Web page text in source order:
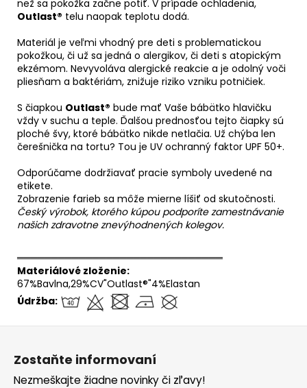
než sa pokožka začne potiť. V prípade ochladenia,
Outlast® telu naopak teplotu dodá.
Materiál je veľmi vhodný pre deti s problematickou
pokožkou, či už sa jedná o alergikov, či deti s atopickým
ekzémom. Nevyvoláva alergické reakcie a je odolný voči
pliesňam a baktériám, znižuje riziko vzniku potničiek.
S čiapkou Outlast® bude mať Vaše bábätko hlavičku
vždy v suchu a teple. Ďalšou prednosťou tejto čiapky sú
ploché švy, ktoré bábätko nikde netlačia. Už chýba len
čerešnička na tortu? Tou je UV ochranný faktor UPF 50+.
Odporúčame dodržiavať pracie symboly uvedené na
etikete.
Zobrazenie farieb sa môže mierne líšiť od skutočnosti.
Český výrobok, ktorého kúpou podporíte zamestnávanie
našich zdravotne znevýhodnených kolegov.
══════════════════════════════
Materiálové zloženie:
67%Bavlna,29%CV"Outlast®"4%Elastan
Údržba:
Zostaňte informovaní
Nezmeškajte žiadne novinky či zľavy!